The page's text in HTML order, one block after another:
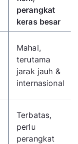
perangkat
keras besar
Mahal,
terutama
jarak jauh &
internasional
Terbatas,
perlu
perangkat